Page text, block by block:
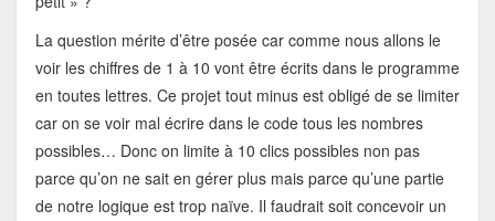
La question mérite d’être posée car comme nous allons le
voir les chiffres de 1 à 10 vont être écrits dans le programme
en toutes lettres. Ce projet tout minus est obligé de se limiter
car on se voir mal écrire dans le code tous les nombres
possibles… Donc on limite à 10 clics possibles non pas
parce qu’on ne sait en gérer plus mais parce qu’une partie
de notre logique est trop naïve. Il faudrait soit concevoir un